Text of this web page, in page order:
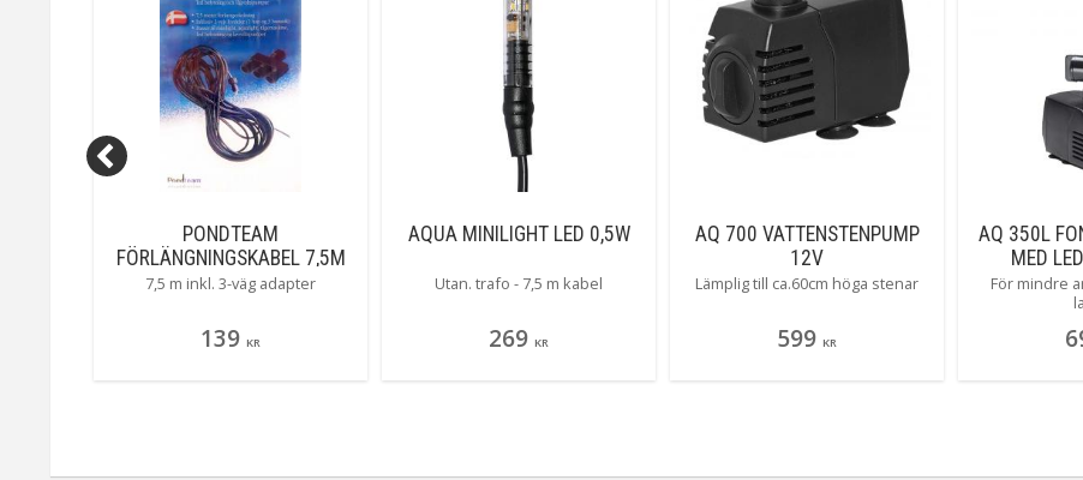
PONDTEAM
FÖRLÄNGNINGSKABEL 7,5M
12/24V
7,5 m inkl. 3-väg adapter
139 KR
AQUA MINILIGHT LED 0,5W
Utan. trafo - 7,5 m kabel
269 KR
AQ 700 VATTENSTENPUMP
12V
Lämplig till ca.60cm höga stenar
599 KR
AQ 350L
MED
För mindre